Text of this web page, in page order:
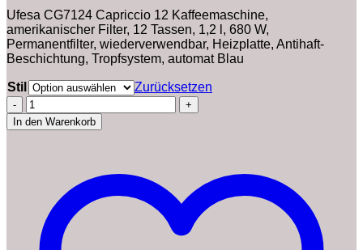
€46.99
Ufesa CG7124 Capriccio 12 Kaffeemaschine,
amerikanischer Filter, 12 Tassen, 1,2 l, 680 W,
Permanentfilter, wiederverwendbar, Heizplatte, Antihaft-
Beschichtung, Tropfsystem, automat Blau
Stil
Zurücksetzen
Ufesa
CG7124
Capriccio
amerikanischer
Tassen,
1,2
In den Warenkorb